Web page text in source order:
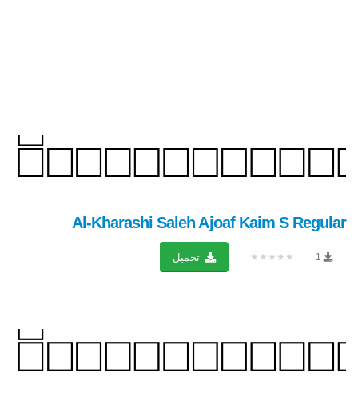
Al-Kharashi Saleh Ajoaf Kaim S Regular
1
★★★★★ تحميل